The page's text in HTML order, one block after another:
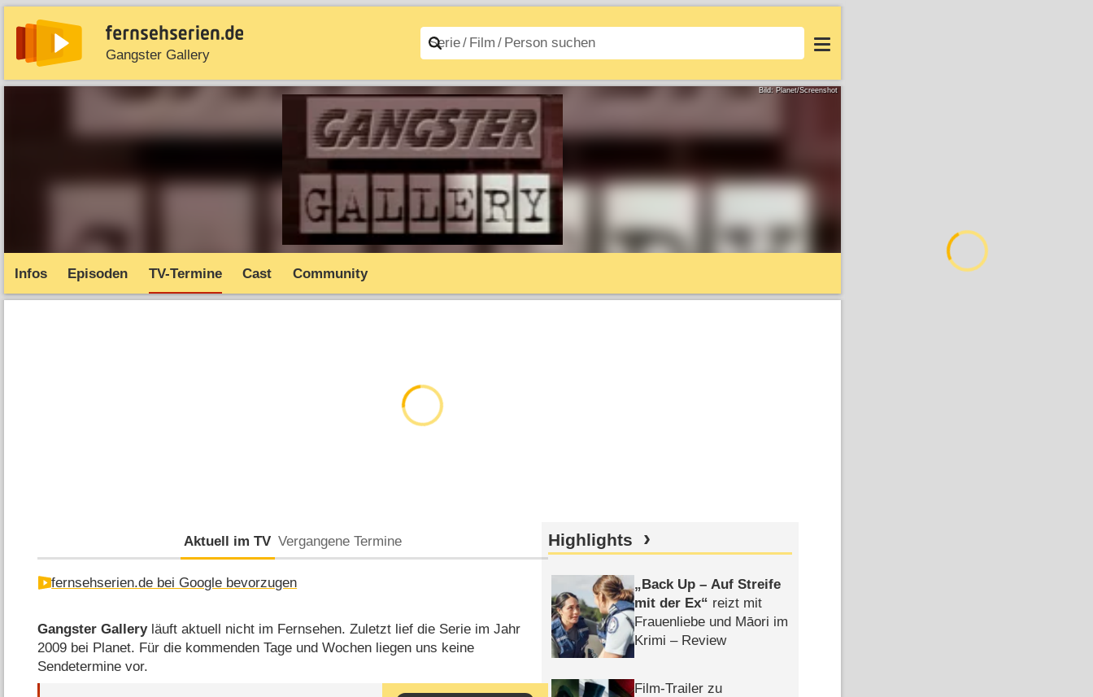
Gangster Gallery
News Entdecken Streaming Filme A–Z Login
Bild: Planet/Screenshot
Infos Episoden TV-Termine Cast Community
Aktuell im TV Vergangene Termine
fernsehserien.de bei Google bevorzugen
Gangster Galleryläuft aktuell nicht im Fernsehen. Zuletzt lief die Serie im Jahr
2009 bei Planet. Für die kommenden Tage und Wochen liegen uns keine
Sendetermine vor.
Highlights
Back Up – Auf Streife
mit der Ex
reizt mit
Frauenliebe und Māori im
Krimi – Review
Film-Trailer zu